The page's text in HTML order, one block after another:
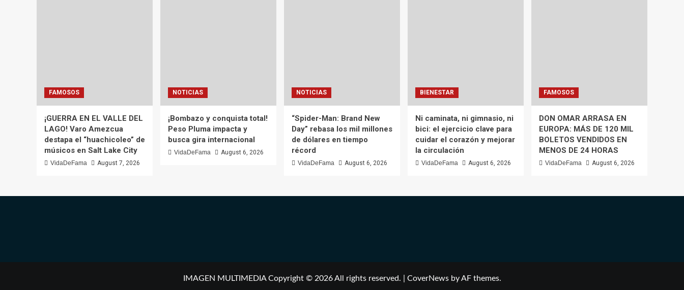
FAMOSOS
¡GUERRA EN EL VALLE DEL
LAGO! Varo Amezcua
destapa el “huachicoleo” de
músicos en Salt Lake City
VidaDeFama August 7, 2026
NOTICIAS
¡Bombazo y conquista total!
Peso Pluma impacta y
busca gira internacional
VidaDeFama August 6, 2026
NOTICIAS
“Spider-Man: Brand New
Day” rebasa los mil millones
de dólares en tiempo
récord
VidaDeFama August 6, 2026
BIENESTAR
Ni caminata, ni gimnasio, ni
bici: el ejercicio clave para
cuidar el corazón y mejorar
la circulación
VidaDeFama August 6, 2026
FAMOSOS
DON OMAR ARRASA EN
EUROPA: MÁS DE 120 MIL
BOLETOS VENDIDOS EN
MENOS DE 24 HORAS
VidaDeFama August 6, 2026
IMAGEN MULTIMEDIA Copyright © 2026 All rights reserved. CoverNewsby AF themes.